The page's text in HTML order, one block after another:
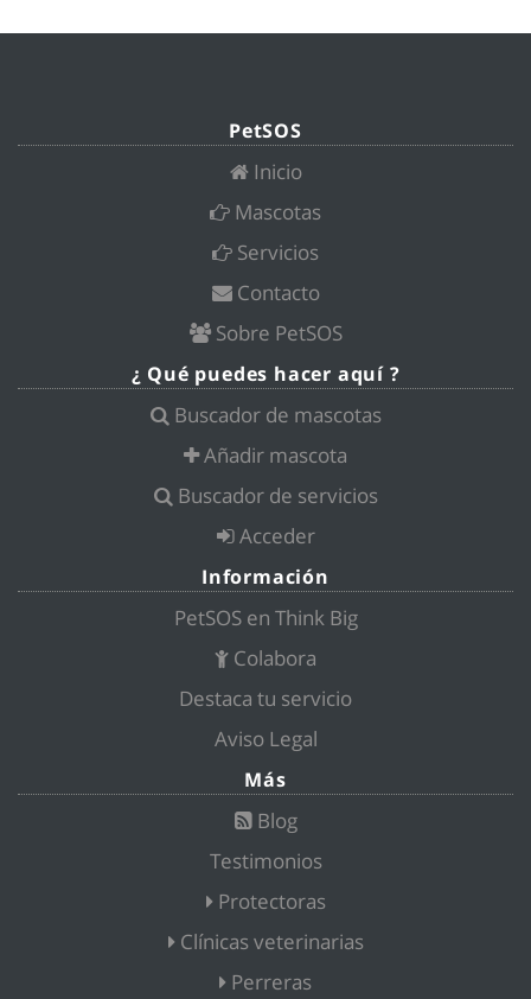
PetSOS
Inicio
Mascotas
Servicios
Contacto
Sobre PetSOS
¿ Qué puedes hacer aquí ?
Buscador de mascotas
Añadir mascota
Buscador de servicios
Acceder
Información
PetSOS en Think Big
Colabora
Destaca tu servicio
Aviso Legal
Más
Blog
Testimonios
Protectoras
Clínicas veterinarias
Perreras